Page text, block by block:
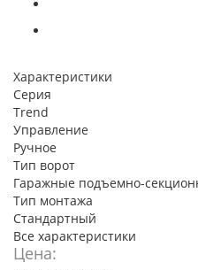
Характеристики
Серия
Trend
Управление
Ручное
Тип ворот
Гаражные подъемно-
Тип монтажа
Стандартный
Все характеристики
Цена: